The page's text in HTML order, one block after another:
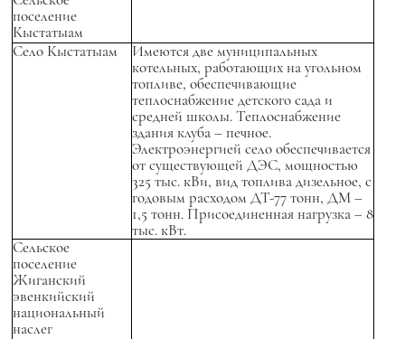
поселение
Кыстатыам
Село Кыстатыам
Имеются две муниципальных
котельных, работающих на угольном
топливе, обеспечивающие
теплоснабжение детского сада и
средней школы. Теплоснабжение
здания клуба – печное.
Электроэнергией село обеспечивается
от существующей ДЭС, мощностью
325 тыс. кВи, вид топлива дизельное, с
годовым расходом ДТ-77 тонн, ДМ –
1,5 тонн. Присоединенная нагрузка – 8
тыс. кВт.
Сельское
поселение
Жиганский
эвенкийский
национальный
наслег